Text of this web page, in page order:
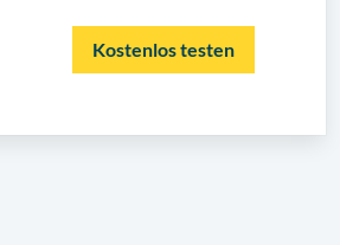
Kostenlos testen